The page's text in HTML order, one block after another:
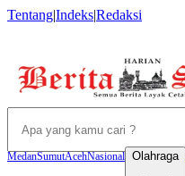
Tentang|Indeks|Redaksi
MedanSumutAcehNasional Olahraga